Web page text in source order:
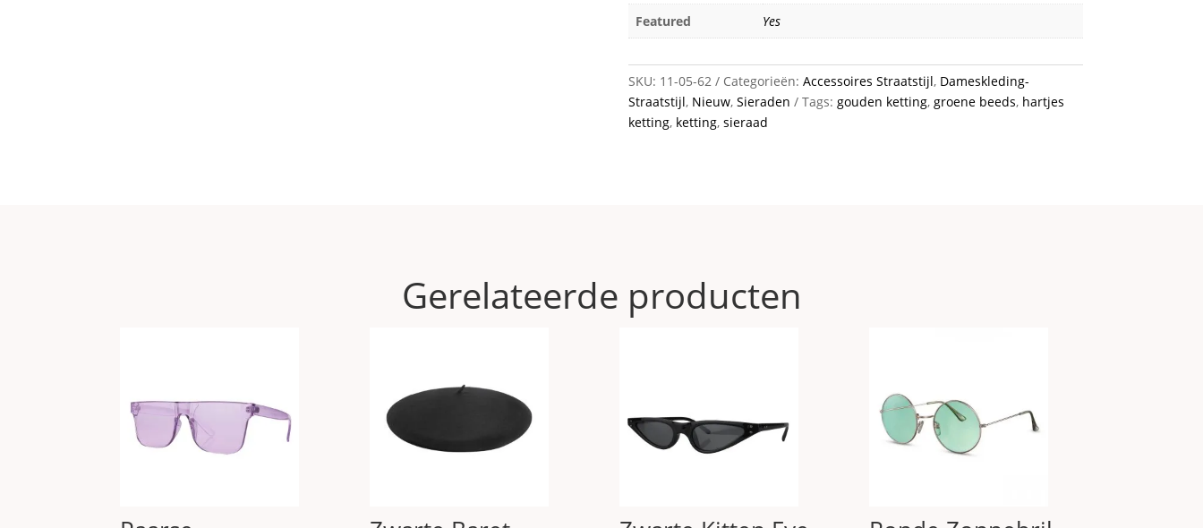
Featured
Yes
SKU: 11-05-62 Categorieën: Accessoires Straatstijl, Dameskleding-
Straatstijl, Nieuw, Sieraden Tags: gouden ketting, groene beeds, hartjes
ketting, ketting, sieraad
Gerelateerde producten